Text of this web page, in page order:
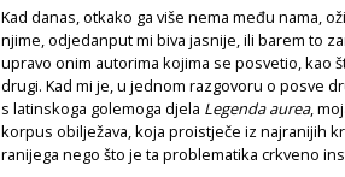
Kad danas, otkako ga više nema među nama,
njime, odjedanput mi biva jasnije, ili barem to
upravo onim autorima kojima se posvetio, kao
drugi. Kad mi je, u jednom razgovoru o posve
s latinskoga golemoga djela Legenda aurea,
korpus obilježava, koja proistječe iz najranijih
ranijega nego što je ta problematika crkveno